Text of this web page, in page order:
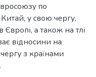
по
у свою чергу,
Європі, а також на тлі
відносини на
з країнами